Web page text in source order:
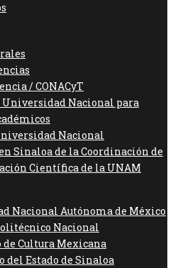
/ CONACyT
Nacional para
Nacional
Sinaloa de la Coordinación de
Científica de la UNAM
Nacional Autónoma de México
Nacional
Cultura Mexicana
del Estado de Sinaloa